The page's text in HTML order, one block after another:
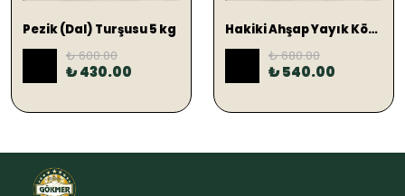
Pezik (Dal) Turşusu 5 kg
₺ 600.00
₺ 430.00
Hakiki Ahşap Yayık Köy Tereyağ 1 KG (TUZLU)
₺ 680.00
₺ 540.00